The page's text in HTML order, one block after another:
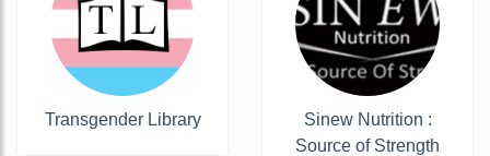
Transgender Library
Sinew Nutrition :
Source of Strength